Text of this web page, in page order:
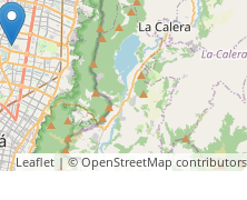
Leaflet| ©OpenStreetMap contributors